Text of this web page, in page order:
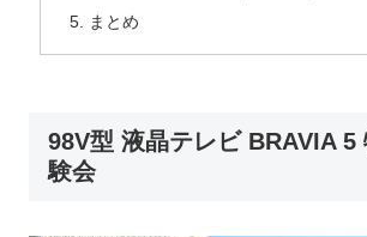
まとめ
98V型 液晶テレビ BRAVIA 5
験会